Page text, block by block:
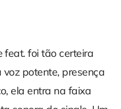
feat. foi tão certeira
potente, presença
ela entra na faixa